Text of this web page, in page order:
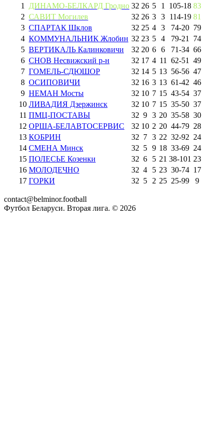
1
ДИНАМО-БЕЛКАРД Гродно 32 26 5 1 105-18 83
2 САВИТ Могилев 32 26 3 3 114-19 81
3 СПАРТАК Шклов 32 25 4 3 74-20 79
4 КОММУНАЛЬНИК Жлобин 32 23 5 4 79-21
74
5 ВЕРТИКАЛЬ Калинковичи 32 20 6 6 71-34 66
6 СНОВ Несвижский р-н 32 17 4 11 62-51
49
7 ГОМЕЛЬ-СДЮШОР 32 14 5 13 56-56 47
8 ОСИПОВИЧИ 32 16 3 13 61-42 46
9 НЕМАН Мосты 32 10 7 15 43-54 37
10 ЛИВАДИЯ Дзержинск 32 10 7 15 35-50 37
11 ПМЦ-ПОСТАВЫ 32 9 3 20 35-58 30
12 ОРША-БЕЛАВТОСЕРВИС 32 10 2 20 44-79 28
13 КОБРИН 32 7 3 22 32-92 24
14 СМЕНА Минск 32 5 9 18 33-69 24
15 ПОЛЕСЬЕ Козенки 32 6 5 21 38-101 23
16 МОЛОДЕЧНО 32 4 5 23 30-74 17
17 ГОРКИ 32 5 2 25 25-99 9
contact@belminor.football
Футбол Беларуси. Вторая лига. © 2026